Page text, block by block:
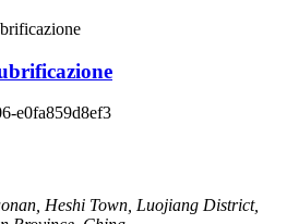
Heshi Town, Luojiang District,